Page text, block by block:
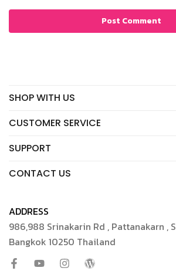
SHOP WITH US
CUSTOMER SERVICE
SUPPORT
CONTACT US
ADDRESS
986,988 Srinakarin Rd , Pattanakarn ,
Bangkok 10250 Thailand